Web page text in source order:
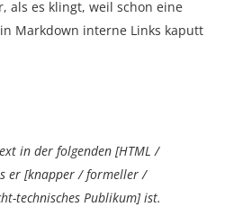
als es klingt, weil schon eine
Markdown interne Links kaputt
in der folgenden [HTML /
er [knapper / formeller /
technisches Publikum] ist.